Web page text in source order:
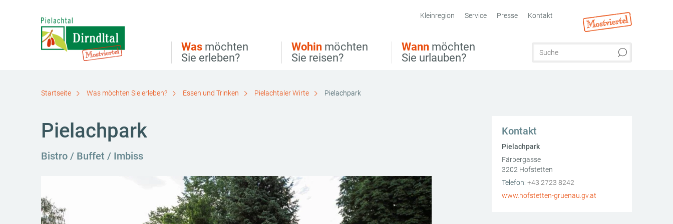
Direkt zum Inhalt
Was möchten
Sie erleben?
Wohin möchten
Sie reisen?
Wann möchten
Sie urlauben?
Kleinregion Service Presse Kontakt
Startseite Was möchten Sie erleben? Essen und Trinken Pielachtaler Wirte Pielachpark
Pielachpark
Bistro / Buffet / Imbiss
Kontakt
Pielachpark
Färbergasse
3202 Hofstetten
AT
Telefon: +43 2723 8242
www.hofstetten-gruenau.gv.at